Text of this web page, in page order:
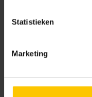
Statistieken
Marketing
Edel Donkergrijs
KOMO-